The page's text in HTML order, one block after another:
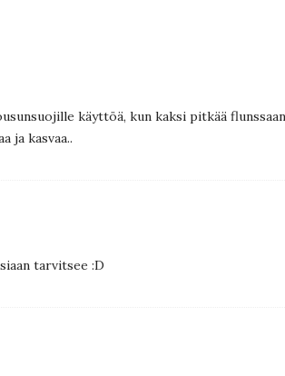
käyttöä, kun kaksi pitkää
ja kasvaa..
tarvitsee :D